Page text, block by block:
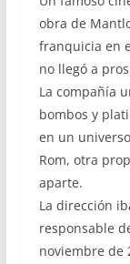
obra de
franquicia en
no llegó a
La compañía
bombos y
en un
Rom, otra
aparte.
La dirección
responsable
noviembre de